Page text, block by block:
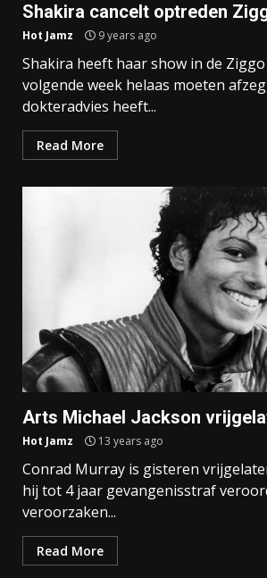
Shakira cancelt optreden
Hot Jamz 9 years ago
Shakira heeft haar show in de
volgende week helaas moeten
dokteradvies heeft...
Read More
Arts Michael Jackson
Hot Jamz 13 years ago
Conrad Murray is gisteren
hij tot 4 jaar gevangenisstraf
veroorzaken...
Read More